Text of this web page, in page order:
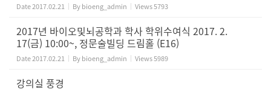
Date2017.02.21 Bybioeng_admin Views5793
2017년 바이오및뇌공학과 학사 학위수여식 2017. 2.
17(금) 10:00~, 정문술빌딩 드림홀 (E16)
Date2017.02.21 Bybioeng_admin Views5989
강의실 풍경